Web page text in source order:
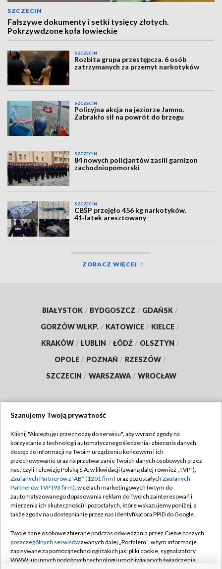
SZCZECIN
Fałszywe dokumenty i setki tysięcy złotych.
Pokrzywdzone koła łowieckie
SZCZECIN
Rozbita grupa przestępcza. 6 osób
zatrzymanych za przemyt narkotyków
SZCZECIN
Policyjna akcja na jeziorze Jamno.
Zabrakło sił na powrót do brzegu
SZCZECIN
84 nowych policjantów zasili garnizon
zachodniopomorski
SZCZECIN
CBŚP przejęło 456 kg narkotyków.
41‑latek aresztowany
ZOBACZ WIĘCEJ
BIAŁYSTOK / BYDGOSZCZ / GDAŃSK /
GORZÓW WLKP. / KATOWICE / KIELCE /
KRAKÓW / LUBLIN / ŁÓDŹ / OLSZTYN /
OPOLE / POZNAŃ / RZESZÓW /
SZCZECIN / WARSZAWA / WROCŁAW
TVP
Abonament TVP
Emisja w TVP
Centrum informacji TVP
Naziemna Telewizja Cyfrowa
Rada Programowa
System NOS
Regulamin TVP
Polityka prywatności
Moje zgody
Pomoc
Kontakt
Szanujemy Twoją prywatność
Kliknij "Akceptuję i przechodzę do serwisu", aby wyrazić zgody na
korzystanie z technologii automatycznego śledzenia i zbierania danych,
dostęp do informacji na Twoim urządzeniu końcowym i ich
przechowywanie oraz na przetwarzanie Twoich danych osobowych przez
nas, czyli Telewizję Polską S.A. w likwidacji (zwaną dalej również „TVP”),
Zaufanych Partnerów z IAB* (1201 firm) oraz pozostałych Zaufanych
Partnerów TVP (93 firm), w celach marketingowych (w tym do
zautomatyzowanego dopasowania reklam do Twoich zainteresowań i
mierzenia ich skuteczności) i pozostałych, które wskazujemy poniżej, a
także zgody na udostępnianie przez nas identyfikatora PPID do Google.
Twoje dane osobowe zbierane podczas odwiedzania przez Ciebie naszych
poszczególnych serwisówzwanych dalej „Portalem”, w tym informacje
zapisywane za pomocą technologii takich jak: pliki cookie, sygnalizatory
WWW lub innych podobnych technologii umożliwiających świadczenie